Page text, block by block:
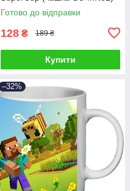
Готово до відправки
128 ₴ 189 ₴
Купити
–32%